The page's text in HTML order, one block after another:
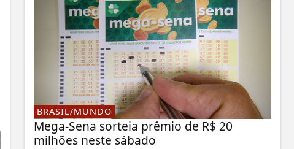
BRASIL/MUNDO
Mega-Sena sorteia prêmio de R$ 20
milhões neste sábado